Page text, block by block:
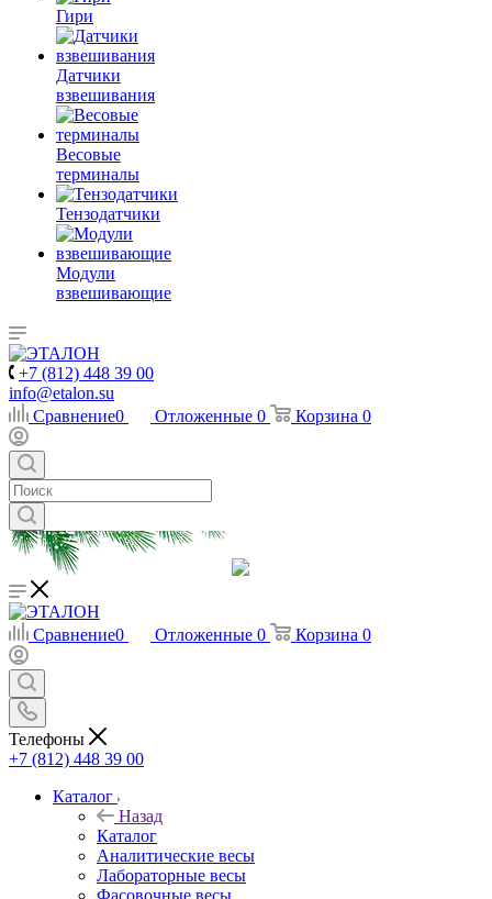
Гири
Датчики
взвешивания
Весовые
терминалы
Тензодатчики
Модули
взвешивающие
+7 (812) 448 39 00
info@etalon.su
Сравнение0 Отложенные 0 Корзина 0
Сравнение0 Отложенные 0 Корзина 0
Телефоны
+7 (812) 448 39 00
Каталог
Назад
Каталог
Аналитические весы
Лабораторные весы
Фасовочные весы